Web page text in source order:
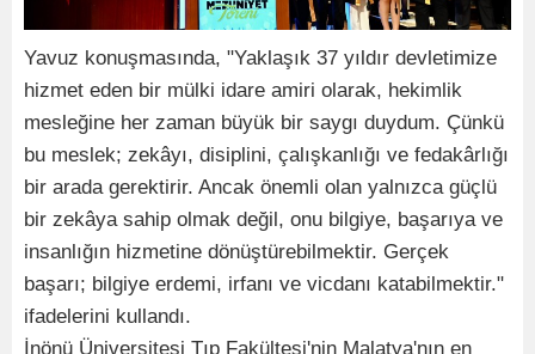
Yavuz konuşmasında, "Yaklaşık 37 yıldır devletimize
hizmet eden bir mülki idare amiri olarak, hekimlik
mesleğine her zaman büyük bir saygı duydum. Çünkü
bu meslek; zekâyı, disiplini, çalışkanlığı ve fedakârlığı
bir arada gerektirir. Ancak önemli olan yalnızca güçlü
bir zekâya sahip olmak değil, onu bilgiye, başarıya ve
insanlığın hizmetine dönüştürebilmektir. Gerçek
başarı; bilgiye erdemi, irfanı ve vicdanı katabilmektir."
ifadelerini kullandı.
İnönü Üniversitesi Tıp Fakültesi'nin Malatya'nın en